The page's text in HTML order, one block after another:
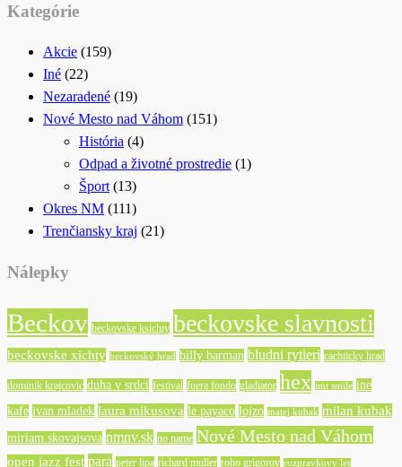
Kategórie
Akcie (159)
Iné (22)
Nezaradené (19)
Nové Mesto nad Váhom (151)
História (4)
Odpad a životné prostredie (1)
Šport (13)
Okres NM (111)
Trenčiansky kraj (21)
Nálepky
Beckov beckovske ksichty beckovske slavnosti
beckovske xichty beckovský hrad billy barman bludni rytieri cachticky hrad
dominik krajcovic duha v srdci festival fuera fondo gladiator hex imt smile ine
kafe ivan mladek laura mikusova le payaco lojzo matej kubak milan kubak
miriam skovajsova nmnv.sk no name Nové Mesto nad Váhom
open jazz fest para peter lipa richard muller robo grigorov rozpravkovy les